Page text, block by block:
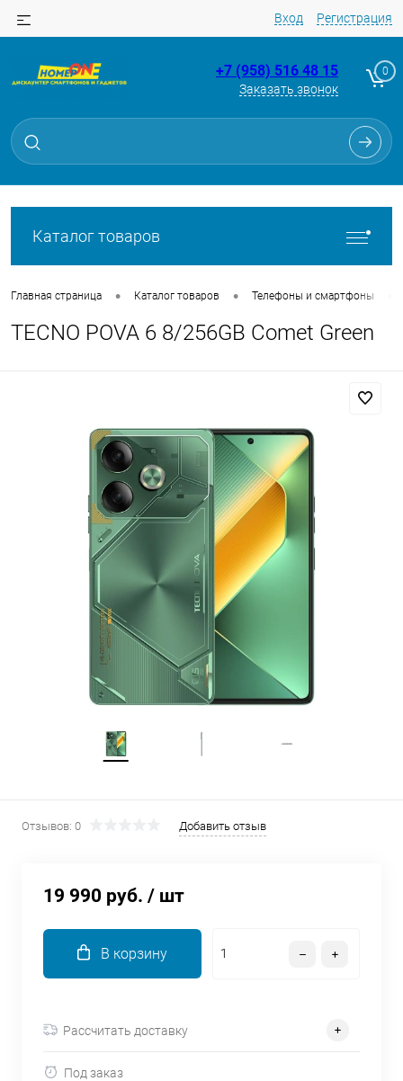
Вход Регистрация
+7 (958) 516 48 15
Заказать звонок
0
Каталог товаров
Главная страница • Каталог товаров • Телефоны и смартфоны
TECNO POVA 6 8/256GB Comet Green
Отзывов: 0 Добавить отзыв
19 990 руб. / шт
В корзину
Рассчитать доставку
Под заказ
Для клиентов всех банков
Разбейте
без переплат
Сегодня
Добавляйте товары
в корзину
Оплачивайте сегодня только
% картой любого банка
Получайте товар
выбранный способом
Оставшиеся
% будут
списываться
с вашей карты
Подробнее
об оплате Плайтом
8 800 302-02-51
plait.ru